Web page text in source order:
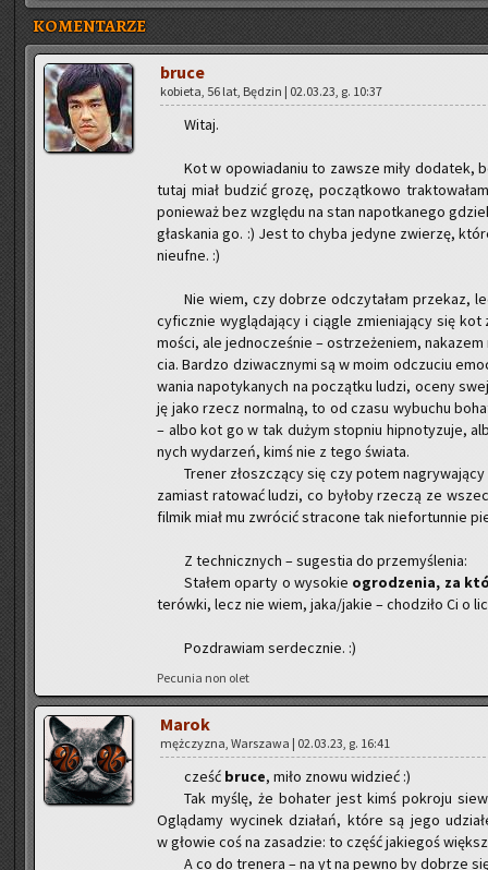
KOMENTARZE
bruce
ko­bie­ta, 56 lat, Bę­dzin | 02.03.23, g. 10:37
Witaj.
Kot w opo­wia­da­niu to za­wsze miły do­da­tek,
tutaj miał bu­dzić grozę, po­cząt­ko­wo
po­nie­waż bez wzglę­du na stan na­po­tka­ne­go
gła­ska­nia go. :) Jest to chyba je­dy­ne zwie­rzę,
nie­uf­ne. :)
Nie wiem, czy do­brze od­czy­ta­łam prze­kaz,
cy­ficz­nie wy­glą­da­ją­cy i cią­gle zmie­nia­ją­cy się
mo­ści, ale jed­no­cze­śnie – ostrze­że­niem,
cia. Bar­dzo dzi­wacz­ny­mi są w moim od­czu­ciu
wa­nia na­po­ty­ka­nych na po­cząt­ku ludzi, oceny
ję jako rzecz nor­mal­ną, to od czasu wy­bu­chu
– albo kot go w tak dużym stop­niu hip­no­ty­zu­je,
nych wy­da­rzeń, kimś nie z tego świa­ta.
Tre­ner złosz­czą­cy się czy potem
za­miast ra­to­wać ludzi, co by­ło­by rze­czą ze
fil­mik miał mu zwró­cić stra­co­ne tak nie­for­tun­nie
Z tech­nicz­nych – su­ge­stia do prze­my­śle­nia:
Sta­łem opar­ty o wy­so­kie ogro­dze­nia, za
te­rów­ki, lecz nie wiem, jaka/jakie – cho­dzi­ło Ci o
Po­zdra­wiam ser­decz­nie. :)
Pe­cu­nia non olet
Marok
męż­czy­zna, War­sza­wa | 02.03.23, g. 16:41
cześć bruce, miło znowu wi­dzieć :)
Tak myślę, że bo­ha­ter jest kimś po­kro­ju
Oglą­da­my wy­ci­nek dzia­łań, które są jego
w gło­wie coś na za­sa­dzie: to część ja­kie­goś
A co do tre­ne­ra – na yt na pewno by do­brze